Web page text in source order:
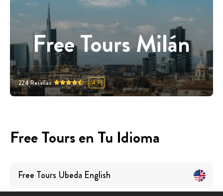
Free Tours Milán
224Reseñas 4.91
Free Tours en Tu Idioma
Free Tours Ubeda English